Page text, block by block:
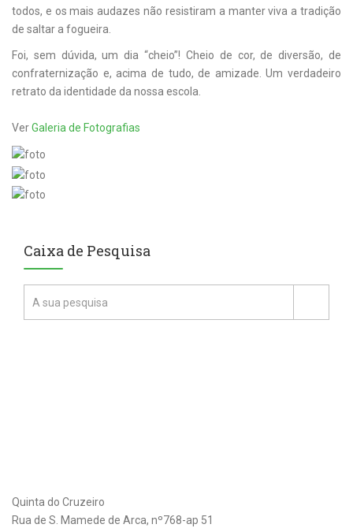
todos, e os mais audazes não resistiram a manter viva a tradição
de saltar a fogueira.
Foi, sem dúvida, um dia “cheio”! Cheio de cor, de diversão, de
confraternização e, acima de tudo, de amizade. Um verdadeiro
retrato da identidade da nossa escola.
VerGaleria de Fotografias
Caixa de Pesquisa
Quinta do Cruzeiro
Rua de S. Mamede de Arca, nº768-ap 51